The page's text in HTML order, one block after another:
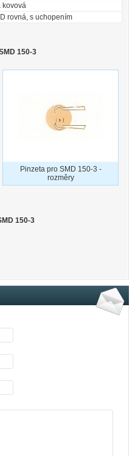
kovová
rovná, s uchopením
150-3
Pinzeta pro SMD 150-3 -
rozměry
150-3